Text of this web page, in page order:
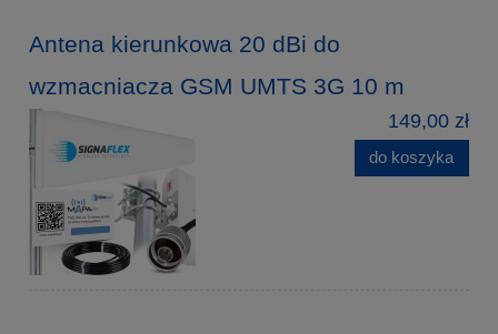
Antena kierunkowa 20 dBi do
wzmacniacza GSM UMTS 3G 10 m
149,00 zł
do koszyka